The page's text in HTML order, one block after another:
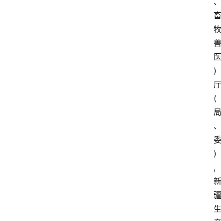
畜
牧
兽
医
)
厅
(
局
、
委
)
,
新
疆
生